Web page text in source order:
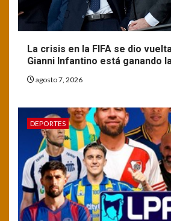
La crisis en la FIFA se dio
Gianni Infantino está ganando
agosto 7, 2026
DEPORTES